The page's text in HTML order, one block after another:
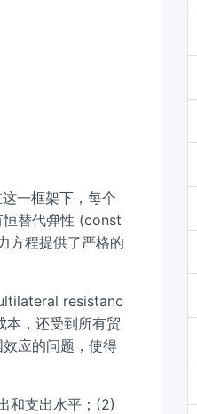
一框架下，每个
恒替代弹性 (const
方程提供了严格的
resistanc
本，还受到所有贸
应的问题，使得
和支出水平；(2)